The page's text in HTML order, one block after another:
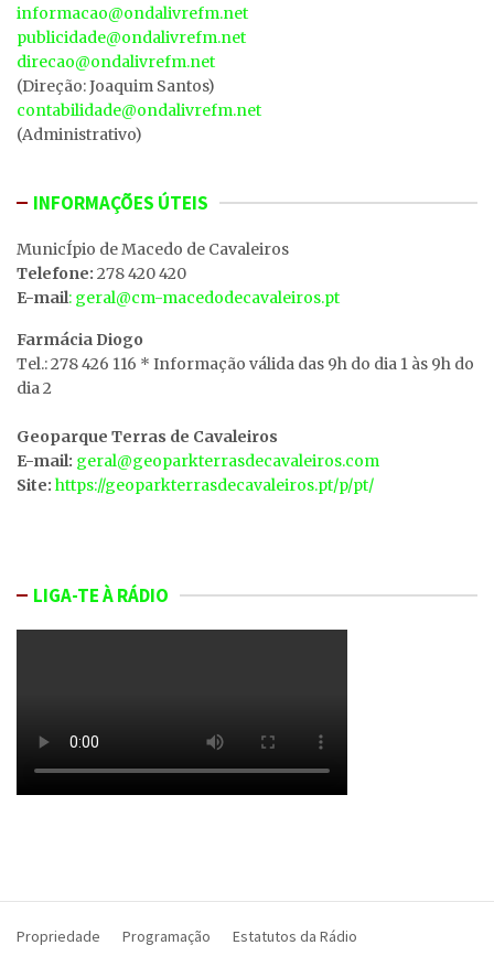
informacao@ondalivrefm.net
publicidade@ondalivrefm.net
direcao@ondalivrefm.net
(Direção: Joaquim Santos)
contabilidade@ondalivrefm.net
(Administrativo)
INFORMAÇÕES ÚTEIS
MunicÍpio de Macedo de Cavaleiros
Telefone: 278 420 420
E-mail: geral@cm-macedodecavaleiros.pt
Farmácia Diogo
Tel.: 278 426 116 * Informação válida das 9h do dia 1 às 9h do
dia 2
Geoparque Terras de Cavaleiros
E-mail: geral@geoparkterrasdecavaleiros.com
Site: https://geoparkterrasdecavaleiros.pt/p/pt/
LIGA-TE À RÁDIO
Propriedade Programação Estatutos da Rádio